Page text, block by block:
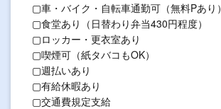
▢車・バイク・自転車通勤可（無料Pあり）
▢食堂あり（日替わり弁当430円程度）
▢ロッカー・更衣室あり
▢喫煙可（紙タバコもOK）
▢週払いあり
▢有給休暇あり
▢交通費規定支給